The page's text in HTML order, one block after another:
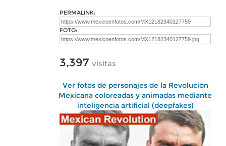
PERMALINK:
FOTO:
3,397 visitas
Ver fotos de personajes de la Revolución
Mexicana coloreadas y animadas mediante
inteligencia artificial (deepfakes)